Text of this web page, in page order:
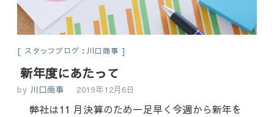
スタッフブログ：川口商事
新年度にあたって
by 川口商事 2019年12月6日
弊社は11 月決算のため一足早く今週から新年を